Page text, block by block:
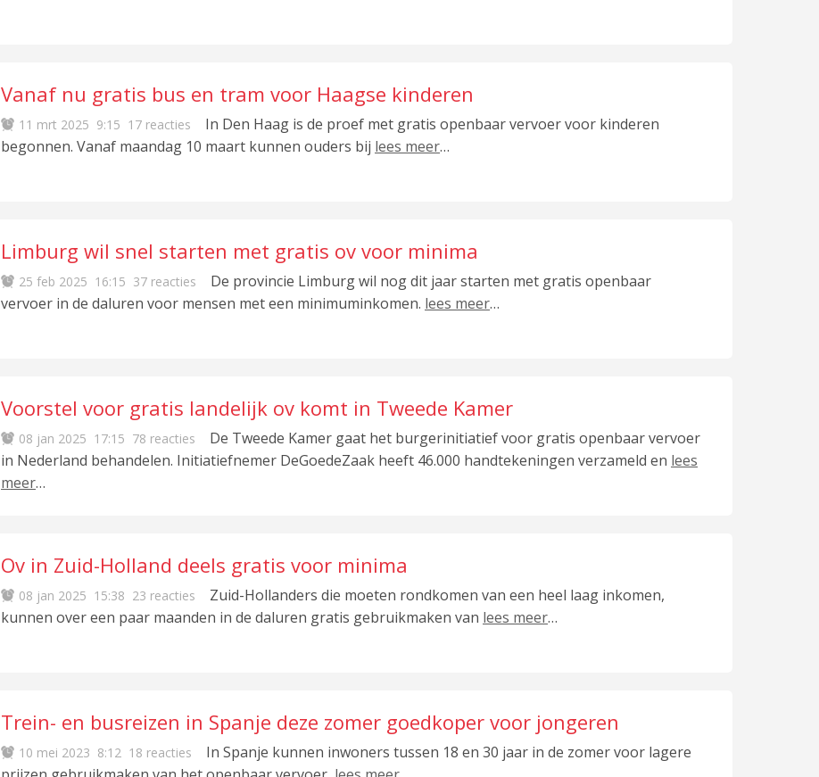
Vanaf nu gratis bus en tram voor Haagse kinderen
11 mrt 2025 9:15 17 reacties
In Den Haag is de proef met gratis openbaar vervoer voor kinderen
begonnen. Vanaf maandag 10 maart kunnen ouders bij lees meer…
Limburg wil snel starten met gratis ov voor minima
25 feb 2025 16:15 37 reacties
De provincie Limburg wil nog dit jaar starten met gratis openbaar
vervoer in de daluren voor mensen met een minimuminkomen. lees meer…
Voorstel voor gratis landelijk ov komt in Tweede Kamer
08 jan 2025 17:15 78 reacties
De Tweede Kamer gaat het burgerinitiatief voor gratis openbaar vervoer
in Nederland behandelen. Initiatiefnemer DeGoedeZaak heeft 46.000 handtekeningen verzameld en lees
meer…
Ov in Zuid-Holland deels gratis voor minima
08 jan 2025 15:38 23 reacties
Zuid-Hollanders die moeten rondkomen van een heel laag inkomen,
kunnen over een paar maanden in de daluren gratis gebruikmaken van lees meer…
Trein- en busreizen in Spanje deze zomer goedkoper voor jongeren
10 mei 2023 8:12 18 reacties
In Spanje kunnen inwoners tussen 18 en 30 jaar in de zomer voor lagere